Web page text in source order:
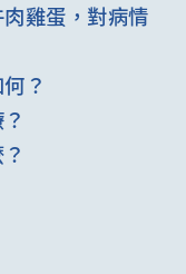
雞蛋，對病情
？